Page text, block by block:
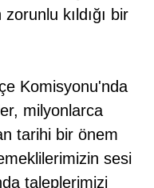
kıldığı bir
Komisyonu'nda
milyonlarca
tarihi bir önem
sesi
taleplerimizi